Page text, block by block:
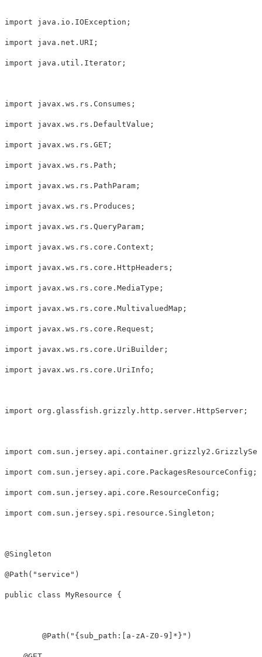
import java.io.IOException;
import java.net.URI;
import java.util.Iterator;
import javax.ws.rs.Consumes;
import javax.ws.rs.DefaultValue;
import javax.ws.rs.GET;
import javax.ws.rs.Path;
import javax.ws.rs.PathParam;
import javax.ws.rs.Produces;
import javax.ws.rs.QueryParam;
import javax.ws.rs.core.Context;
import javax.ws.rs.core.HttpHeaders;
import javax.ws.rs.core.MediaType;
import javax.ws.rs.core.MultivaluedMap;
import javax.ws.rs.core.Request;
import javax.ws.rs.core.UriBuilder;
import javax.ws.rs.core.UriInfo;
import org.glassfish.grizzly.http.server.HttpServer;
import
import com.sun.jersey.api.core.PackagesResourceConfig;
import com.sun.jersey.api.core.ResourceConfig;
import com.sun.jersey.spi.resource.Singleton;
@Singleton
@Path("service")
public class MyResource {